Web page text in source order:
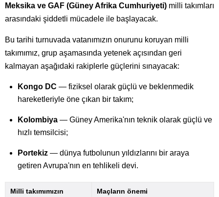
Meksika ve GAF (Güney Afrika Cumhuriyeti) milli takımları
arasındaki şiddetli mücadele ile başlayacak.
Bu tarihi turnuvada vatanımızın onurunu koruyan milli
takımımız, grup aşamasında yetenek açısından geri
kalmayan aşağıdaki rakiplerle güçlerini sınayacak:
Kongo DC — fiziksel olarak güçlü ve beklenmedik
hareketleriyle öne çıkan bir takım;
Kolombiya — Güney Amerika'nın teknik olarak güçlü ve
hızlı temsilcisi;
Portekiz — dünya futbolunun yıldızlarını bir araya
getiren Avrupa'nın en tehlikeli devi.
Milli takımımızın
Maçların önemi